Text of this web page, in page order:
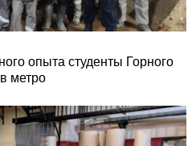
опыта студенты Горного
метро